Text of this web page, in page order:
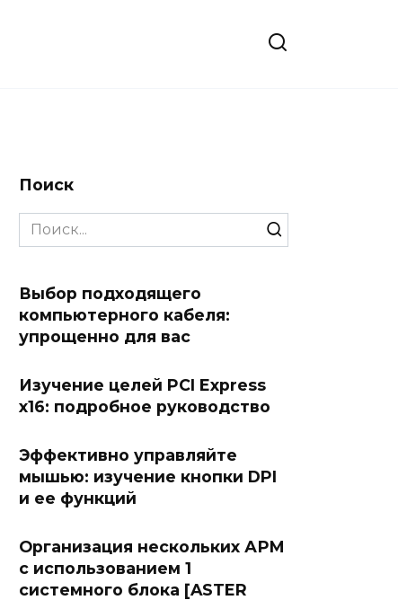
Поиск
Search
for:
Выбор подходящего
компьютерного кабеля:
упрощенно для вас
Изучение целей PCI Express
x16: подробное руководство
Эффективно управляйте
мышью: изучение кнопки DPI
и ее функций
Организация нескольких АРМ
с использованием 1
системного блока [ASTER